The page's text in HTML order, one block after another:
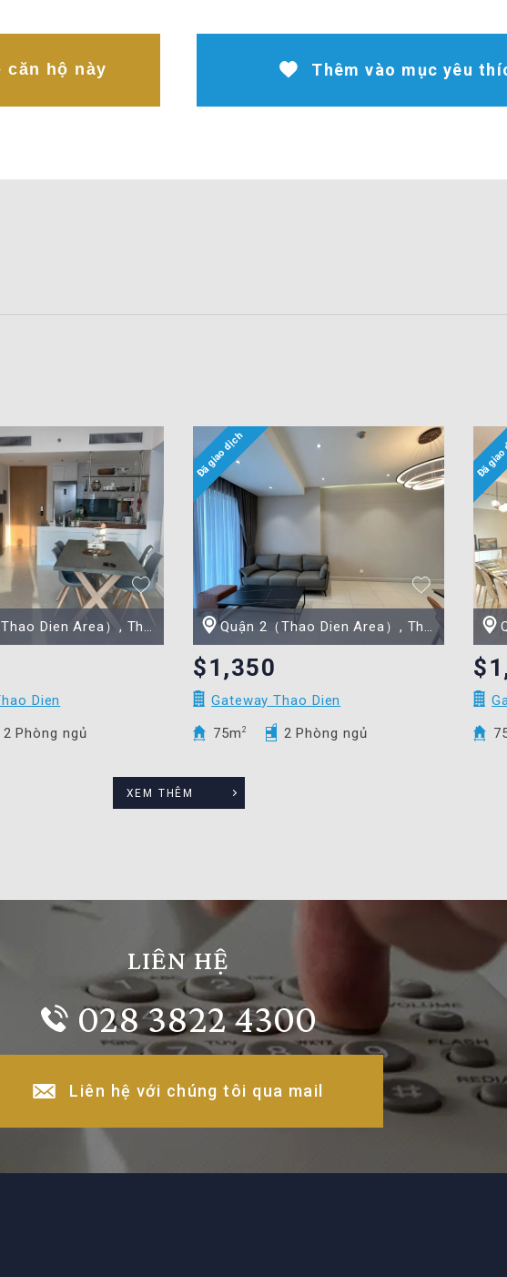
căn hộ này Thêm vào mục yêu
Area）, Thành phố Hồ Chí Minh
Dien
2 Phòng ngủ
Quận 2（Thao Dien Area）, Thành phố Hồ Chí Minh
$1,350
Gateway Thao Dien
75m 2 2 Phòng ngủ
XEM THÊM
LIÊN HỆ
028 3822 4300
Liên hệ với chúng tôi qua mail